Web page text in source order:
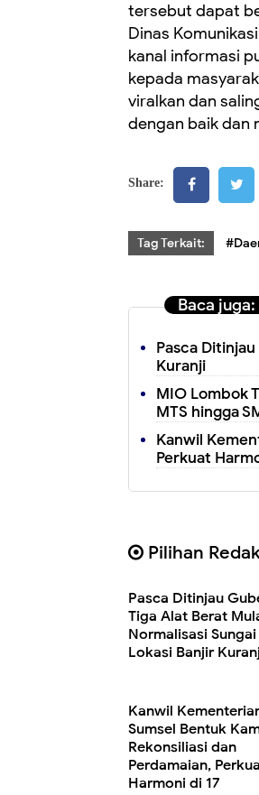
tersebut dapat
Dinas
kanal informasi
kepada
viralkan dan
dengan baik dan
Share:
Tag Terkait:
Baca juga:
Pasca
Kuranji
MIO Lombok
MTS hingga
Kanwil
Perkuat
Pilihan
Pasca Ditinjau
Tiga Alat Berat
Normalisasi
Lokasi Banjir
Kanwil
Sumsel Bentuk
Rekonsiliasi dan
Perdamaian,
Harmoni di 17